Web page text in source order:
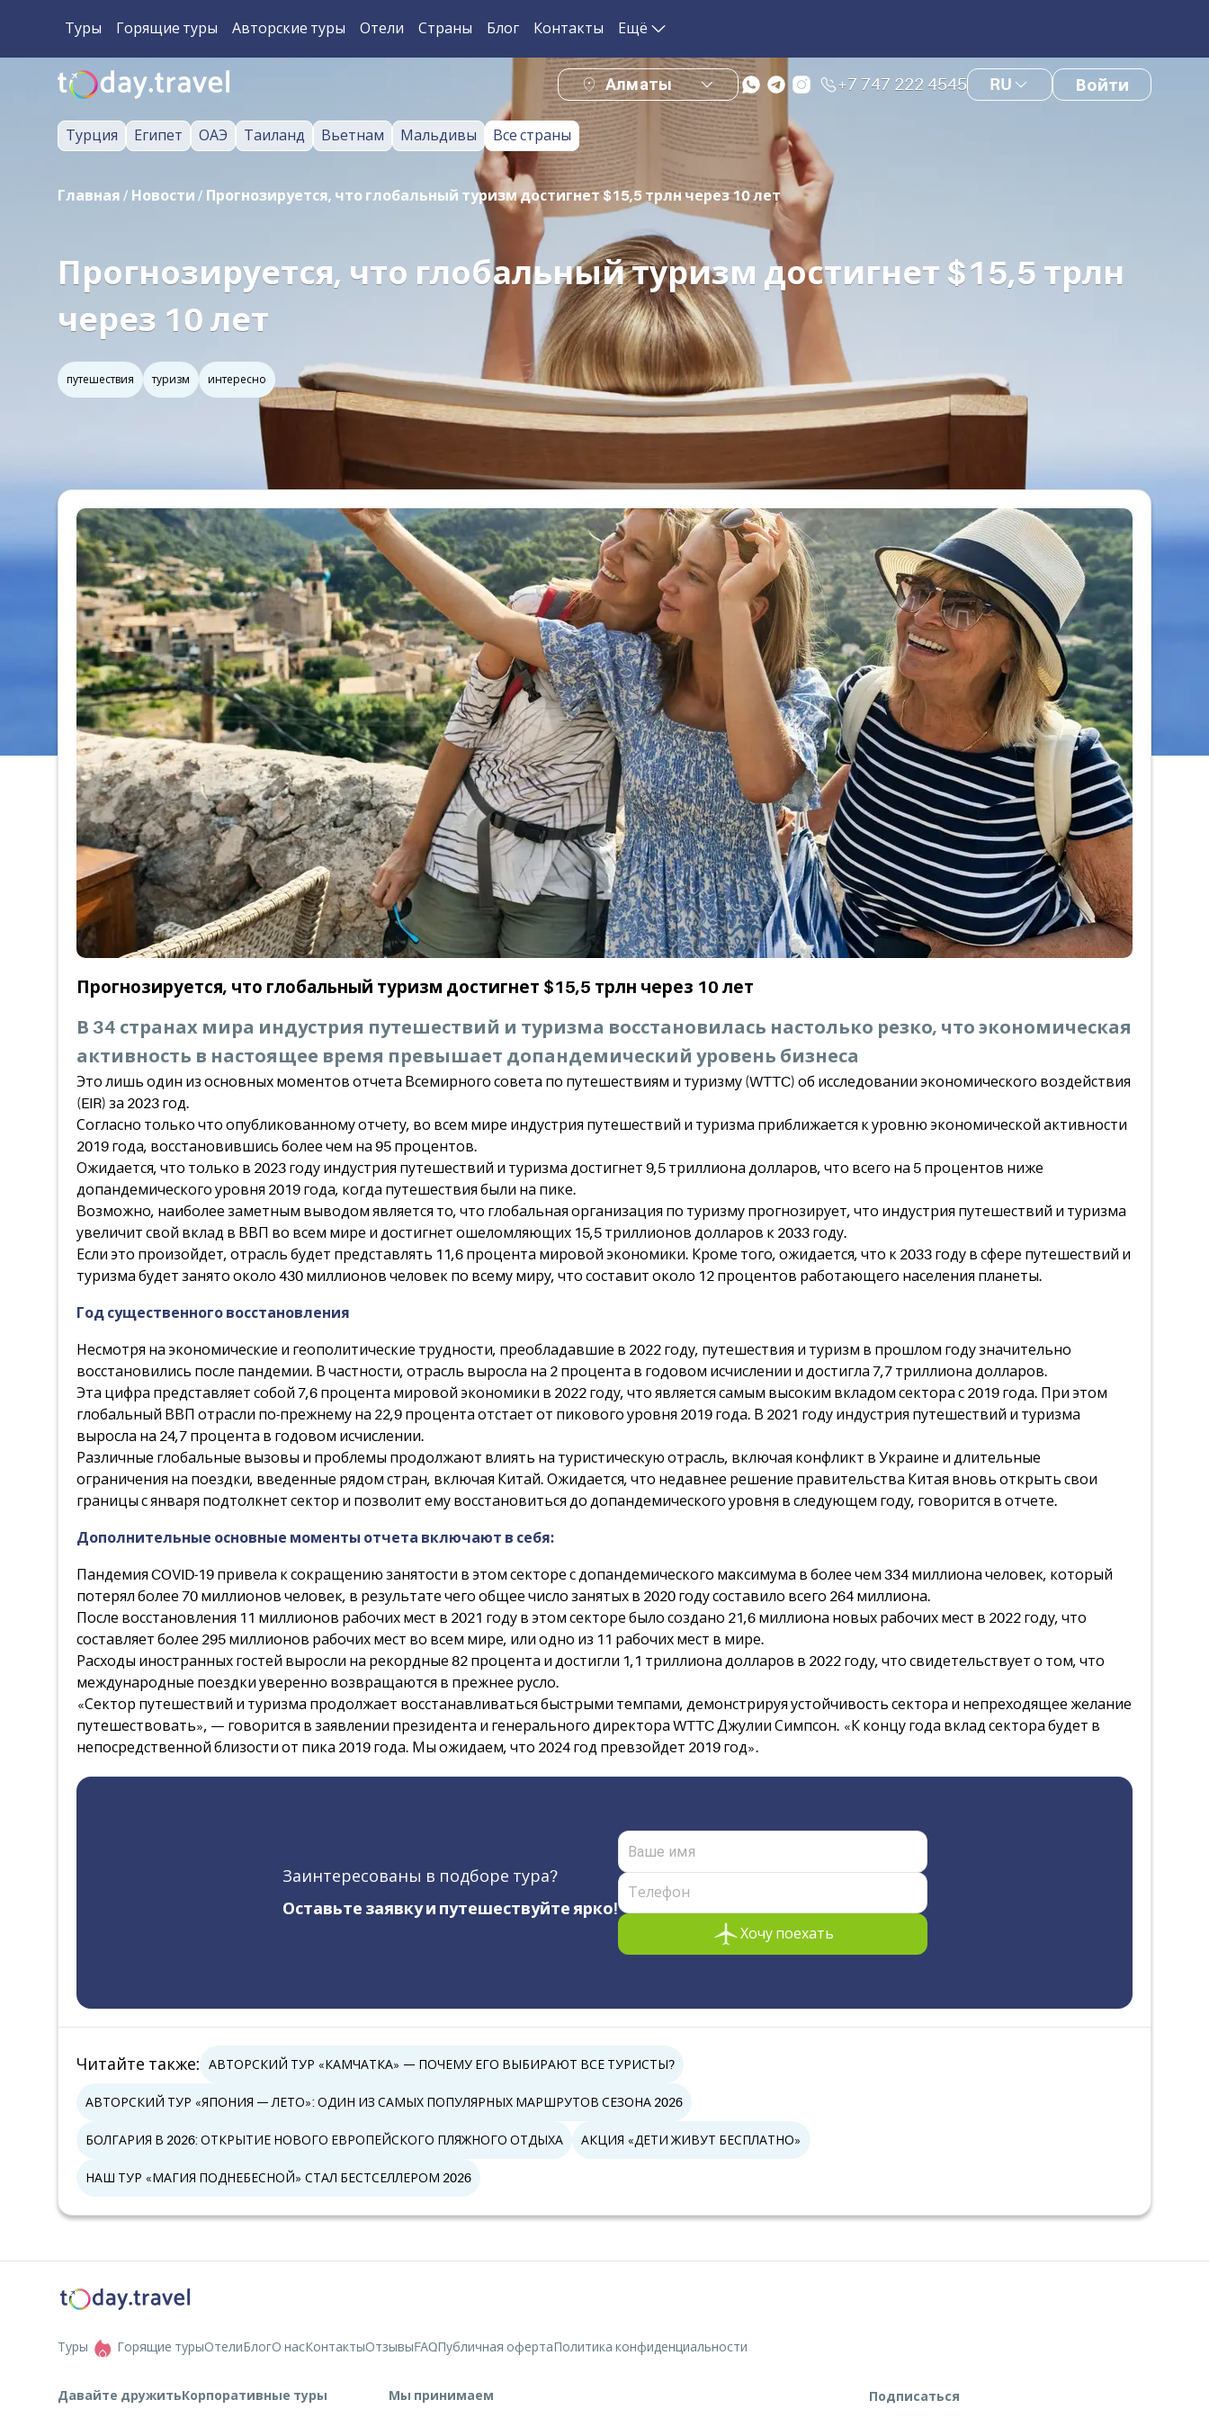
Туры Горящие туры Авторские туры Отели Страны Блог Контакты Ещё
Алматы +7 747 222 4545 RU Войти
Турция Египет ОАЭ Таиланд Вьетнам Мальдивы Все страны
Главная / Новости / Прогнозируется, что глобальный туризм достигнет $15,5 трлн через 10 лет
Прогнозируется, что глобальный туризм достигнет $15,5 трлн
через 10 лет
путешествия туризм интересно
Прогнозируется, что глобальный туризм достигнет $15,5 трлн через 10 лет
В 34 странах мира индустрия путешествий и туризма восстановилась настолько резко, что экономическая
активность в настоящее время превышает допандемический уровень бизнеса
Это лишь один из основных моментов отчета Всемирного совета по путешествиям и туризму (WTTC) об исследовании экономического воздействия
(EIR) за 2023 год.
Согласно только что опубликованному отчету, во всем мире индустрия путешествий и туризма приближается к уровню экономической активности
2019 года, восстановившись более чем на 95 процентов.
Ожидается, что только в 2023 году индустрия путешествий и туризма достигнет 9,5 триллиона долларов, что всего на 5 процентов ниже
допандемического уровня 2019 года, когда путешествия были на пике.
Возможно, наиболее заметным выводом является то, что глобальная организация по туризму прогнозирует, что индустрия путешествий и туризма
увеличит свой вклад в ВВП во всем мире и достигнет ошеломляющих 15,5 триллионов долларов к 2033 году.
Если это произойдет, отрасль будет представлять 11,6 процента мировой экономики. Кроме того, ожидается, что к 2033 году в сфере путешествий и
туризма будет занято около 430 миллионов человек по всему миру, что составит около 12 процентов работающего населения планеты.
Год существенного восстановления
Несмотря на экономические и геополитические трудности, преобладавшие в 2022 году, путешествия и туризм в прошлом году значительно
восстановились после пандемии. В частности, отрасль выросла на 2 процента в годовом исчислении и достигла 7,7 триллиона долларов.
Эта цифра представляет собой 7,6 процента мировой экономики в 2022 году, что является самым высоким вкладом сектора с 2019 года. При этом
глобальный ВВП отрасли по-прежнему на 22,9 процента отстает от пикового уровня 2019 года. В 2021 году индустрия путешествий и туризма
выросла на 24,7 процента в годовом исчислении.
Различные глобальные вызовы и проблемы продолжают влиять на туристическую отрасль, включая конфликт в Украине и длительные
ограничения на поездки, введенные рядом стран, включая Китай. Ожидается, что недавнее решение правительства Китая вновь открыть свои
границы с января подтолкнет сектор и позволит ему восстановиться до допандемического уровня в следующем году, говорится в отчете.
Дополнительные основные моменты отчета включают в себя:
Пандемия COVID-19 привела к сокращению занятости в этом секторе с допандемического максимума в более чем 334 миллиона человек, который
потерял более 70 миллионов человек, в результате чего общее число занятых в 2020 году составило всего 264 миллиона.
После восстановления 11 миллионов рабочих мест в 2021 году в этом секторе было создано 21,6 миллиона новых рабочих мест в 2022 году, что
составляет более 295 миллионов рабочих мест во всем мире, или одно из 11 рабочих мест в мире.
Расходы иностранных гостей выросли на рекордные 82 процента и достигли 1,1 триллиона долларов в 2022 году, что свидетельствует о том, что
международные поездки уверенно возвращаются в прежнее русло.
«Сектор путешествий и туризма продолжает восстанавливаться быстрыми темпами, демонстрируя устойчивость сектора и непреходящее желание
путешествовать», — говорится в заявлении президента и генерального директора WTTC Джулии Симпсон. «К концу года вклад сектора будет в
непосредственной близости от пика 2019 года. Мы ожидаем, что 2024 год превзойдет 2019 год».
Заинтересованы в подборе тура?
Оставьте заявку и путешествуйте ярко!
Хочу поехать
Читайте также: АВТОРСКИЙ ТУР «КАМЧАТКА» — ПОЧЕМУ ЕГО ВЫБИРАЮТ ВСЕ ТУРИСТЫ?
АВТОРСКИЙ ТУР «ЯПОНИЯ — ЛЕТО»: ОДИН ИЗ САМЫХ ПОПУЛЯРНЫХ МАРШРУТОВ СЕЗОНА 2026
БОЛГАРИЯ В 2026: ОТКРЫТИЕ НОВОГО ЕВРОПЕЙСКОГО ПЛЯЖНОГО ОТДЫХА АКЦИЯ «ДЕТИ ЖИВУТ БЕСПЛАТНО»
НАШ ТУР «МАГИЯ ПОДНЕБЕСНОЙ» СТАЛ БЕСТСЕЛЛЕРОМ 2026
Туры Горящие турыОтелиБлогО насКонтактыОтзывыFAQПубличная офертаПолитика конфиденциальности
Давайте дружитьКорпоративные туры Мы принимаем Подписаться